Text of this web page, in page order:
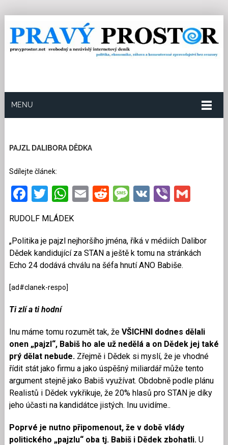
MENU
PAJZL DALIBORA DĚDKA
Sdílejte článek:
Facebook
Twitter
WhatsApp
EmailRedditMessage
VKViber
RUDOLF MLÁDEK
„Politika je pajzl nejhoršího jména, říká v médiích Dalibor
Dědek kandidující za STAN a ještě k tomu na stránkách
Echo 24 dodává chválu na šéfa hnutí ANO Babiše.
[ad#clanek-respo]
Ti zlí a ti hodní
Inu máme tomu rozumět tak, že VŠICHNI dodnes dělali
onen „pajzl“, Babiš ho ale už nedělá a on Dědek jej také
prý dělat nebude. Zřejmě i Dědek si myslí, že je vhodné
řídit stát jako firmu a jako úspěšný miliardář může tento
argument stejně jako Babiš využívat. Obdobně podle plánu
Realistů i Dědek vykřikuje, že 20% hlasů pro STAN je díky
jeho účasti na kandidátce jistých. Inu uvidíme..
Poprvé je nutno připomenout, že v době vlády
politického „pajzlu“ oba tj. Babiš i Dědek zbohatli. U